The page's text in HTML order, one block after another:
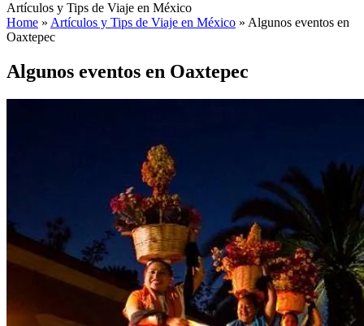
Artículos y Tips de Viaje en México
Home » Artículos y Tips de Viaje en México » Algunos eventos en
Oaxtepec
Algunos eventos en Oaxtepec